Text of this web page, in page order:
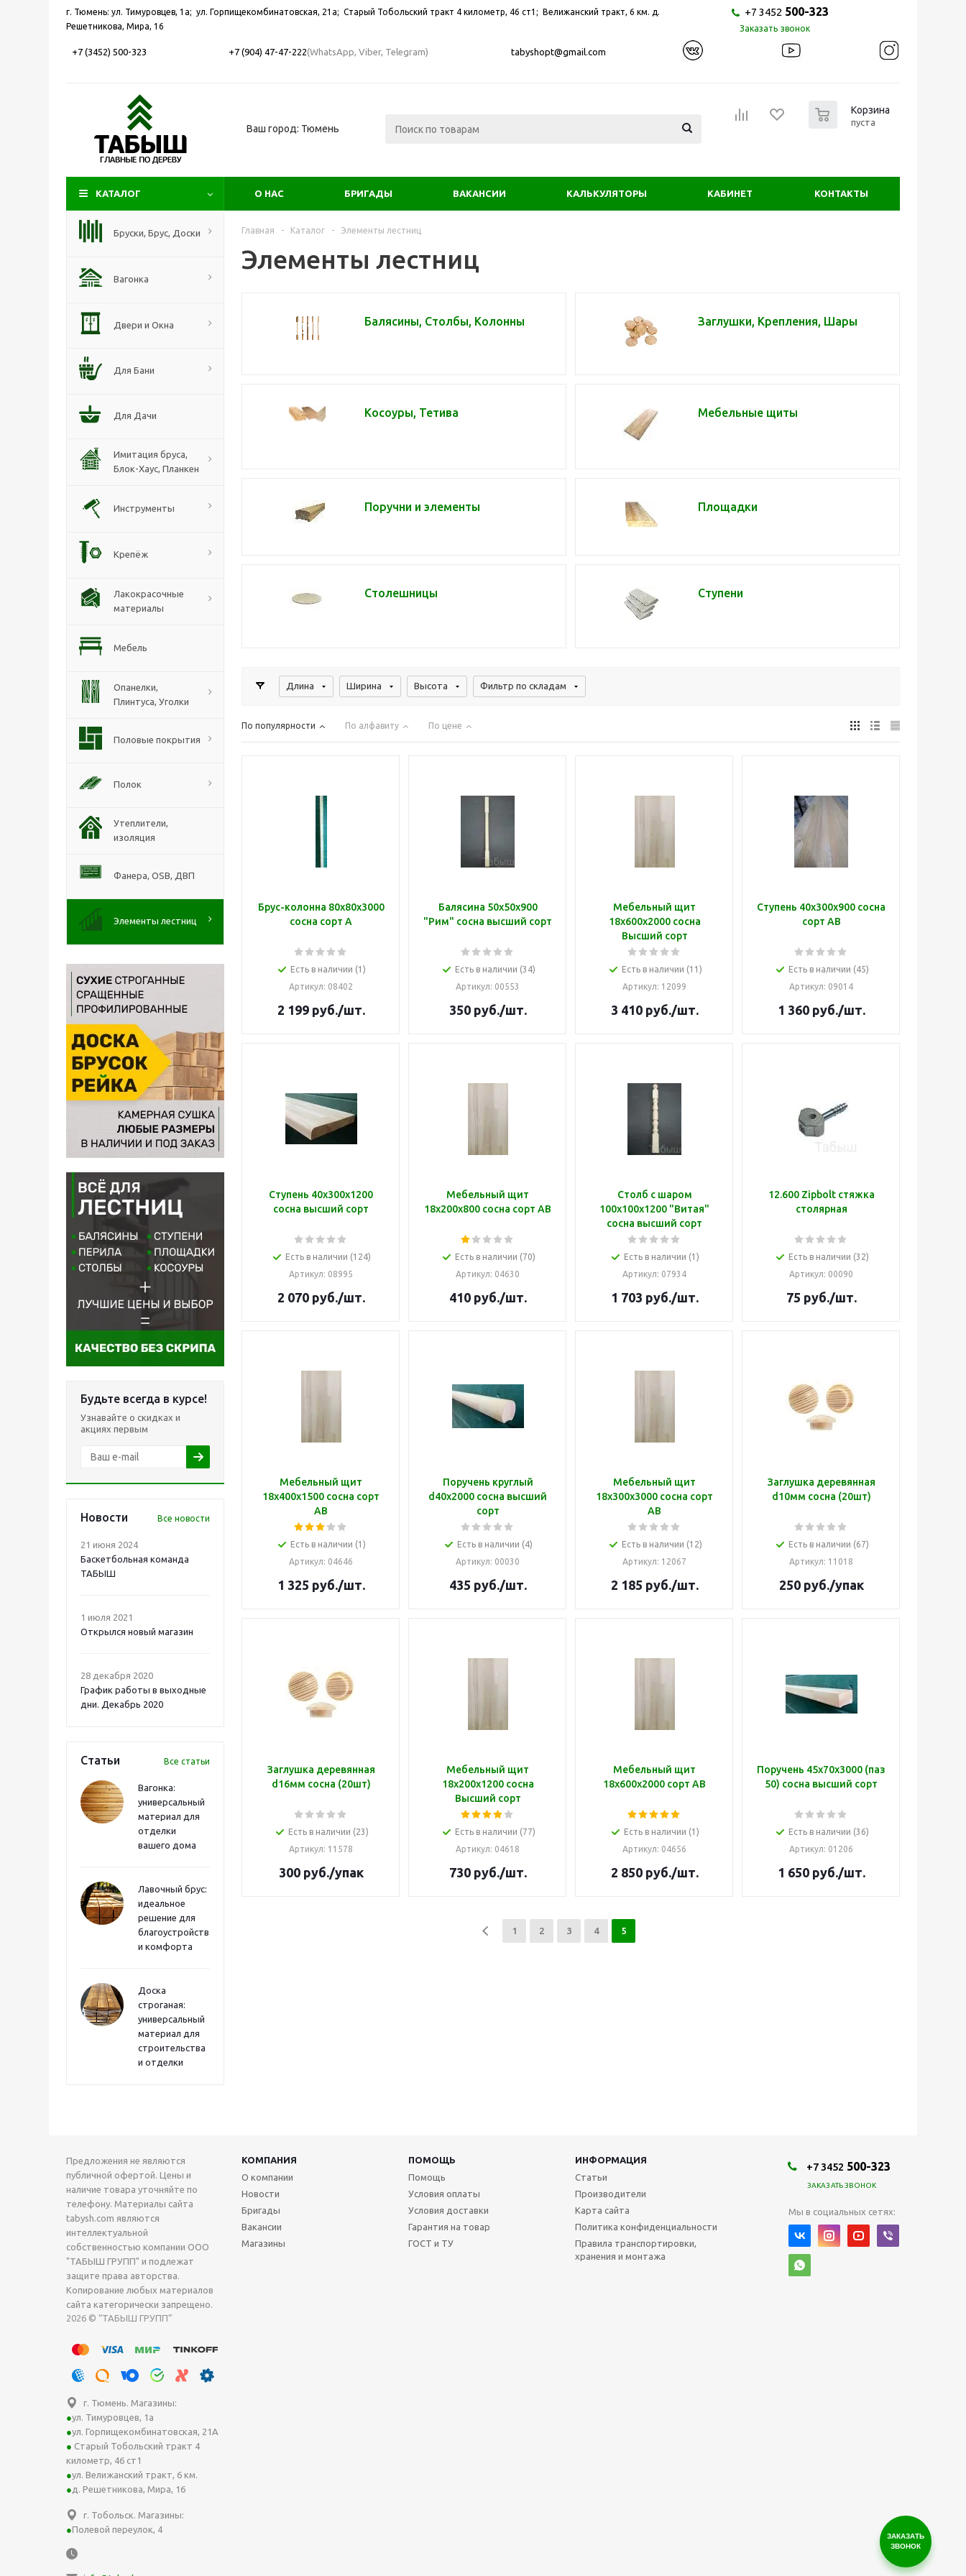
г. Тюмень: ул. Тимуровцев, 1а; ул. Горпищекомбинатовская, 21а; ​Старый Тобольский тракт 4 километр, 46 ст1; Велижанский тракт, 6 км. д.
Решетникова, Мира, 16
+7 3452 500-323
Заказать звонок
+7 (3452) 500-323 +7 (904) 47-47-222(WhatsApp, Viber, Telegram) tabyshopt@gmail.com
Ваш город: Тюмень
Корзина
пуста
КАТАЛОГ О НАС БРИГАДЫ ВАКАНСИИ КАЛЬКУЛЯТОРЫ КАБИНЕТ КОНТАКТЫ
Бруски, Брус, Доски
Вагонка
Двери и Окна
Для Бани
Для Дачи
Имитация бруса,
Блок-Хаус, Планкен
Инструменты
Крепёж
Лакокрасочные
материалы
Мебель
Опанелки,
Плинтуса, Уголки
Половые покрытия
Полок
Утеплители,
изоляция
Фанера, ОSB, ДВП
Элементы лестниц
Будьте всегда в курсе!
Узнавайте о скидках и
акциях первым
Новости Все новости
21 июня 2024
Баскетбольная команда
ТАБЫШ
1 июля 2021
Открылся новый магазин
28 декабря 2020
График работы в выходные
дни. Декабрь 2020
Статьи Все статьи
Вагонка:
универсальный
материал для
отделки
вашего дома
Лавочный брус:
идеальное
решение для
благоустройства
и комфорта
Доска
строганая:
универсальный
материал для
строительства
и отделки
Главная - Каталог - Элементы лестниц
Элементы лестниц
Балясины, Столбы, Колонны Заглушки, Крепления, Шары
Косоуры, Тетива Мебельные щиты
Поручни и элементы Площадки
Столешницы Ступени
Длина Ширина Высота Фильтр по складам
По популярности По алфавиту По цене
Брус-колонна 80х80х3000
сосна сорт А
Есть в наличии (1)
Артикул: 08402
2 199руб./шт.
Балясина 50х50х900
"Рим" сосна высший сорт
Есть в наличии (34)
Артикул: 00553
350руб./шт.
Мебельный щит
18х600х2000 сосна
Высший сорт
Есть в наличии (11)
Артикул: 12099
3 410руб./шт.
Ступень 40х300х900 сосна
сорт АВ
Есть в наличии (45)
Артикул: 09014
1 360руб./шт.
Ступень 40х300х1200
сосна высший сорт
Есть в наличии (124)
Артикул: 08995
2 070руб./шт.
Мебельный щит
18х200х800 сосна сорт АВ
Есть в наличии (70)
Артикул: 04630
410руб./шт.
Столб с шаром
100х100х1200 "Витая"
сосна высший сорт
Есть в наличии (1)
Артикул: 07934
1 703 руб./шт.
12.600 Zipbolt стяжка
столярная
Есть в наличии (32)
Артикул: 00090
75 руб./шт.
Мебельный щит
18х400х1500 сосна сорт
АВ
Есть в наличии (1)
Артикул: 04646
1 325 руб./шт.
Поручень круглый
d40х2000 сосна высший
сорт
Есть в наличии (4)
Артикул: 00030
435 руб./шт.
Мебельный щит
18х300х3000 сосна сорт
АВ
Есть в наличии (12)
Артикул: 12067
2 185 руб./шт.
Заглушка деревянная
d10мм сосна (20шт)
Есть в наличии (67)
Артикул: 11018
250руб./упак
Заглушка деревянная
d16мм сосна (20шт)
Есть в наличии (23)
Артикул: 11578
300руб./упак
Мебельный щит
18х200х1200 сосна
Высший сорт
Есть в наличии (77)
Артикул: 04618
730руб./шт.
Мебельный щит
18х600х2000 сорт АВ
Есть в наличии (1)
Артикул: 04656
2 850руб./шт.
Поручень 45х70х3000 (паз
50) сосна высший сорт
Есть в наличии (36)
Артикул: 01206
1 650руб./шт.
1 2 3 4 5
Предложения не являются
публичной офертой. Цены и
наличие товара уточняйте по
телефону. Материалы сайта
tabysh.com являются
интеллектуальной
собственностью компании ООО
"ТАБЫШ ГРУПП" и подлежат
защите права авторства.
Копирование любых материалов
сайта категорически запрещено.
2026 © “ТАБЫШ ГРУПП”
г. Тюмень. Магазины:
ул. Тимуровцев, 1а
ул. Горпищекомбинатовская, 21А
Старый Тобольский тракт 4
километр, 46 ст1
ул. Велижанский тракт, 6 км.
д. Решетникова, Мира, 16
г. Тобольск. Магазины:
Полевой переулок, 4
КОМПАНИЯ ПОМОЩЬ
ИНФОРМАЦИЯ
О компании
Новости
Бригады
Вакансии
Магазины
Помощь
Условия оплаты
Условия доставки
Гарантия на товар
ГОСТ и ТУ
Статьи
Производители
Карта сайта
Политика конфиденциальности
Правила транспортировки,
хранения и монтажа
+7 3452 500-323
ЗАКАЗАТЬ ЗВОНОК
Мы в социальных сетях:
ЗАКАЗАТЬ
ЗВОНОК